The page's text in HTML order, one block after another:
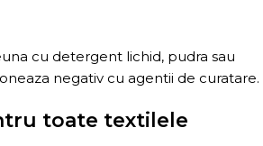
cu detergent lichid, pudra sau
negativ cu agentii de curatare.
toate textilele